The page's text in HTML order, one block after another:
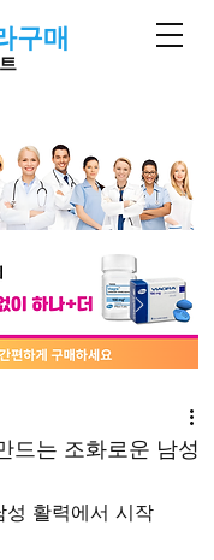
구매
드는 조화로운 남성
활력에서 시작